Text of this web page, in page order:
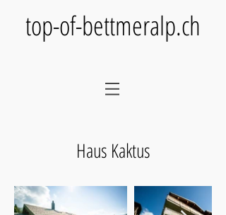
top-of-bettmeralp.ch
Haus Kaktus